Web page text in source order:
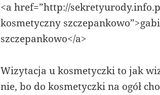
<a href=”http://
kosmetyczny
szczepankowo</a>
Wizytacja u kosmetyczki to jak
nie, bo do kosmetyczki na ogół